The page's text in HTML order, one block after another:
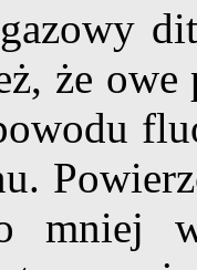
że owe
mniej